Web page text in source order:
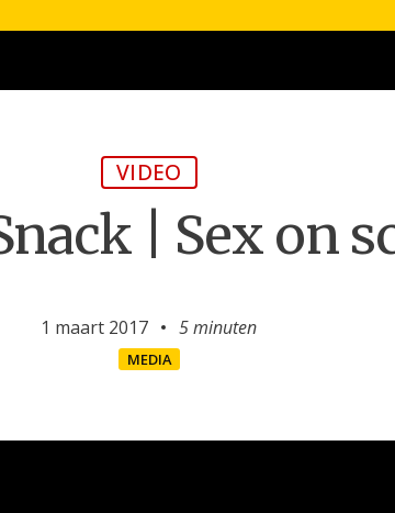
VIDEO
| Sex on
1 maart 2017 5 minuten
MEDIA